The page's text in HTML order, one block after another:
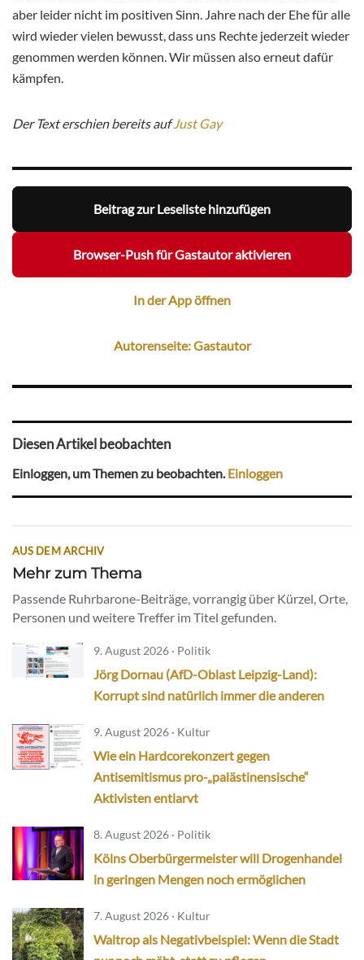
aber leider nicht im positiven Sinn. Jahre nach der Ehe für alle
wird wieder vielen bewusst, dass uns Rechte jederzeit wieder
genommen werden können. Wir müssen also erneut dafür
kämpfen.
Der Text erschien bereits auf Just Gay
Beitrag zur Leseliste hinzufügen
Browser-Push für Gastautor aktivieren
In der App öffnen
Autorenseite: Gastautor
Diesen Artikel beobachten
Einloggen, um Themen zu beobachten.Einloggen
AUS DEM ARCHIV
Mehr zum Thema
Passende Ruhrbarone-Beiträge, vorrangig über Kürzel, Orte,
Personen und weitere Treffer im Titel gefunden.
9. August 2026 · Politik
Jörg Dornau (AfD-Oblast Leipzig-Land):
Korrupt sind natürlich immer die anderen
9. August 2026 · Kultur
Wie ein Hardcorekonzert gegen
Antisemitismus pro-„palästinensische“
Aktivisten entlarvt
8. August 2026 · Politik
Kölns Oberbürgermeister will Drogenhandel
in geringen Mengen noch ermöglichen
7. August 2026 · Kultur
Waltrop als Negativbeispiel: Wenn die Stadt